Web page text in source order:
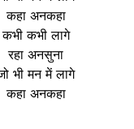
कहा अनकहा
कभी कभी लागे
रहा अनसुना
भी मन में लागे
कहा अनकहा